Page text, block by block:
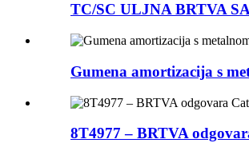
TC/SC ULJNA BRTVA
Gumena amortizacija s
8T4977 – BRTVA